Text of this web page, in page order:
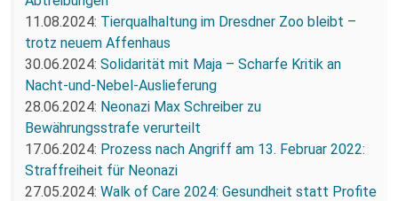
11.08.2024: Tierqualhaltung im Dresdner Zoo bleibt –
trotz neuem Affenhaus
30.06.2024: Solidarität mit Maja – Scharfe Kritik an
Nacht-und-Nebel-Auslieferung
28.06.2024: Neonazi Max Schreiber zu
Bewährungsstrafe verurteilt
17.06.2024: Prozess nach Angriff am 13. Februar 2022:
Straffreiheit für Neonazi
27.05.2024: Walk of Care 2024: Gesundheit statt Profite